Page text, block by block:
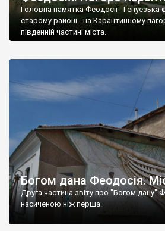
Головна памятка Феодосії - Генуезька
старому районі - на Карантинному
південній частині міста.
Богом дана Феодосія.
Друга частина звіту про "Богом дану"
насиченою ніж перша.